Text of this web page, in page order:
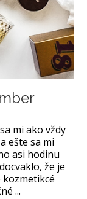
mi ako vždy
ešte sa mi
asi hodinu
že je
kozmetikcé
...